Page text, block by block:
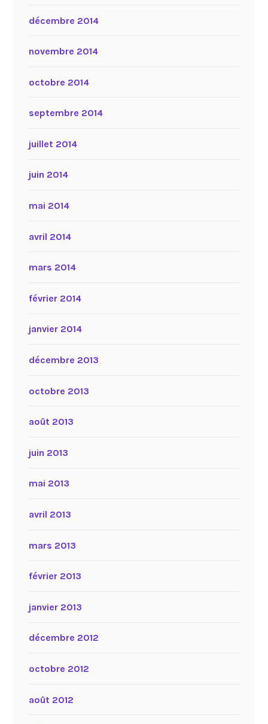
décembre 2014
novembre 2014
octobre 2014
septembre 2014
juillet 2014
juin 2014
mai 2014
avril 2014
mars 2014
février 2014
janvier 2014
décembre 2013
octobre 2013
août 2013
juin 2013
mai 2013
avril 2013
mars 2013
février 2013
janvier 2013
décembre 2012
octobre 2012
août 2012